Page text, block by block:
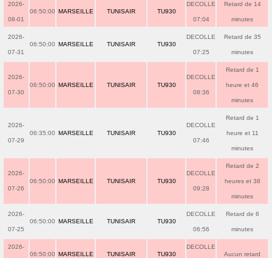
2026-
08-01
06:50:00 MARSEILLE TUNISAIR TU930
DECOLLE
07:04
Retard de 14
minutes
2026-
07-31
06:50:00 MARSEILLE TUNISAIR TU930
DECOLLE
07:25
Retard de 35
minutes
2026-
07-30
06:50:00 MARSEILLE TUNISAIR TU930
DECOLLE
08:36
Retard de 1
heure et 46
minutes
2026-
07-29
06:35:00 MARSEILLE TUNISAIR TU930
DECOLLE
07:46
Retard de 1
heure et 11
minutes
2026-
07-26
06:50:00 MARSEILLE TUNISAIR TU930
DECOLLE
09:28
Retard de 2
heures et 38
minutes
2026-
07-25
06:50:00 MARSEILLE TUNISAIR TU930
DECOLLE
06:56
Retard de 6
minutes
2026-
06:50:00 MARSEILLE TUNISAIR TU930
DECOLLE
Aucun retard